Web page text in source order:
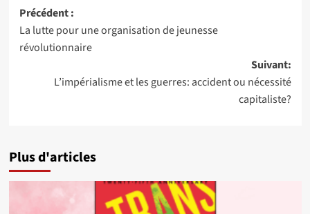
Navigation
d’article
Précédent :
La lutte pour une organisation de jeunesse
révolutionnaire
Suivant:
L’impérialisme et les guerres: accident ou nécessité
capitaliste?
Plus d'articles